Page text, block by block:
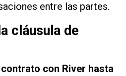
entre las partes.
cláusula de
con River hasta